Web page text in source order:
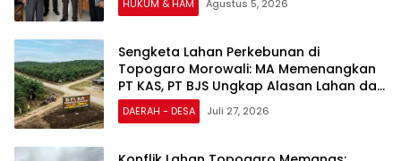
HUKUM & HAM Agustus 5, 2026
Sengketa Lahan Perkebunan di
Topogaro Morowali: MA Memenangkan
PT KAS, PT BJS Ungkap Alasan Lahan dan
Perizinan
DAERAH - DESA Juli 27, 2026